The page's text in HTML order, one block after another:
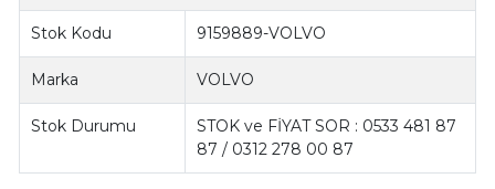
Stok Kodu 9159889-VOLVO
Marka VOLVO
Stok Durumu
STOK ve FİYAT SOR : 0533 481 87
87 / 0312 278 00 87